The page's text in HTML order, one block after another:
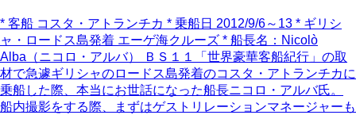
* 客船 コスタ・アトランチカ * 乗船日 2012/9/6～13 * ギリシ
ャ・ロードス島発着 エーゲ海クルーズ * 船長名：Nicolò
Alba（ニコロ・アルバ） ＢＳ１１「世界豪華客船紀行」の取
材で急遽ギリシャのロードス島発着のコスタ・アトランチカに
乗船した際、本当にお世話になった船長ニコロ・アルバ氏。
船内撮影をする際、まずはゲストリレーションマネージャーも